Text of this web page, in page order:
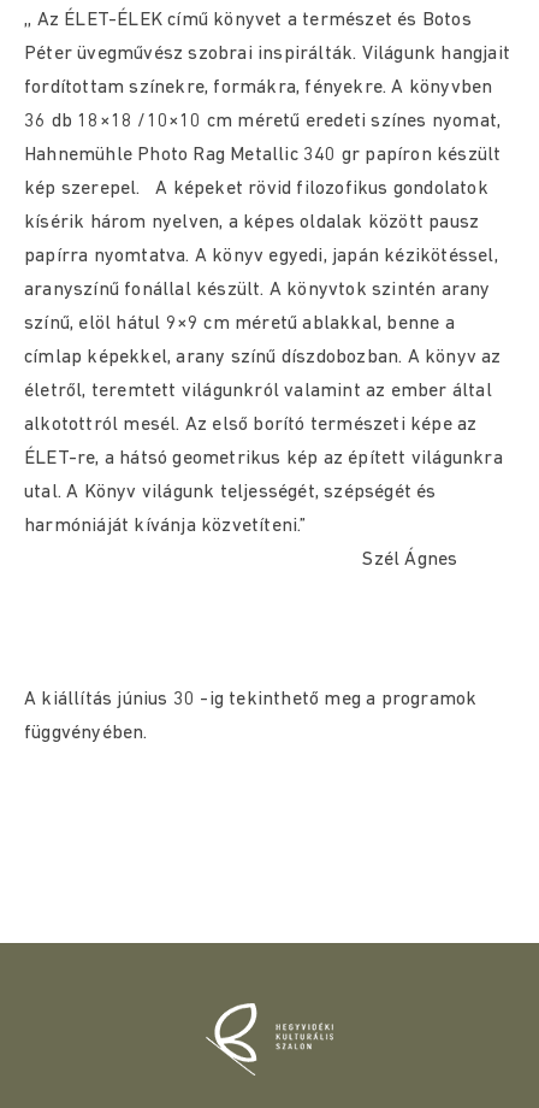
,, Az ÉLET-ÉLEK című könyvet a természet és Botos
Péter üvegművész szobrai inspirálták. Világunk hangjait
fordítottam színekre, formákra, fényekre. A könyvben
36 db 18×18 /10×10 cm méretű eredeti színes nyomat,
Hahnemühle Photo Rag Metallic 340 gr papíron készült
kép szerepel. A képeket rövid filozofikus gondolatok
kísérik három nyelven, a képes oldalak között pausz
papírra nyomtatva. A könyv egyedi, japán kézikötéssel,
aranyszínű fonállal készült. A könyvtok szintén arany
színű, elöl hátul 9×9 cm méretű ablakkal, benne a
címlap képekkel, arany színű díszdobozban. A könyv az
életről, teremtett világunkról valamint az ember által
alkotottról mesél. Az első borító természeti képe az
ÉLET-re, a hátsó geometrikus kép az épített világunkra
utal. A Könyv világunk teljességét, szépségét és
harmóniáját kívánja közvetíteni.”
Szél Ágnes
A kiállítás június 30 -ig tekinthető meg a programok
függvényében.